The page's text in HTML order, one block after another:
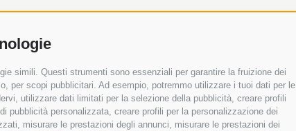
simili. Questi strumenti sono essenziali per garantire la fruizione dei
per scopi pubblicitari. Ad esempio, potremmo utilizzare i tuoi dati per le
utilizzare dati limitati per la selezione della pubblicità, creare profili
pubblicità personalizzata, creare profili per la personalizzazione dei
misurare le prestazioni degli annunci, misurare le prestazioni dei